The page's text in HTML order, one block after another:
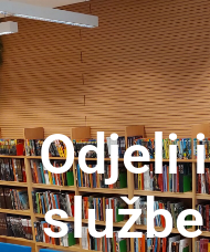
Odjeli i
službe